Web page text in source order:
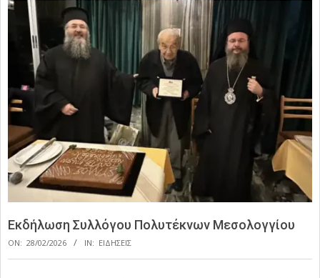
Εκδήλωση Συλλόγου Πολυτέκνων Μεσολογγίου
ON: 28/02/2026 IN: ΕΙΔΗΣΕΙΣ